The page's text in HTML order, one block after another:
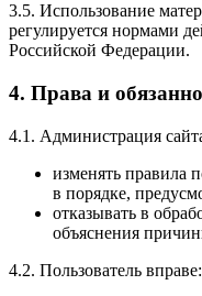
3.5. Использование
регулируется нормами
Российской Федерации.
4. Права и
4.1. Администрация
изменять правила
в порядке,
отказывать в
объяснения
4.2. Пользователь вправе: